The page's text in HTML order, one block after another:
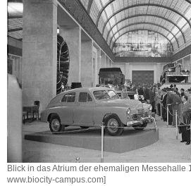
Blick in das Atrium der ehemaligen Messehalle
www.biocity-campus.com]